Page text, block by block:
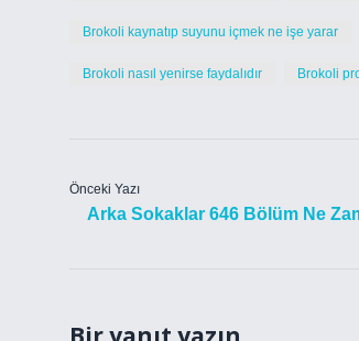
Brokoli kaynatıp suyunu içmek ne işe yarar
Brokoli nasıl yenirse faydalıdır Brokoli
Önceki Yazı
Arka Sokaklar 646 Bölüm Ne